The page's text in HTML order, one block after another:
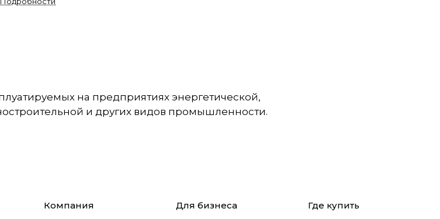
на предприятиях энергетической,
и других видов промышленности.
Компания Для бизнеса Где купить